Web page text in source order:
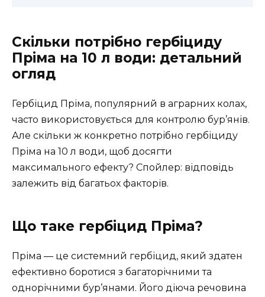
Скільки потрібно гербіциду
Пріма на 10 л води: детальний
огляд
Гербіцид Пріма, популярний в аграрних колах,
часто використовується для контролю бур’янів.
Але скільки ж конкретно потрібно гербіциду
Пріма на 10 л води, щоб досягти
максимального ефекту? Спойлер: відповідь
залежить від багатьох факторів.
Що таке гербіцид Пріма?
Пріма — це системний гербіцид, який здатен
ефективно боротися з багаторічними та
однорічними бур’янами. Його діюча речовина